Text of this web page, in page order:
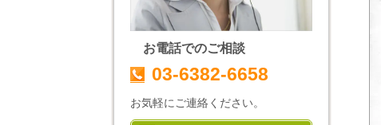
お電話でのご相談
03-6382-6658
お気軽にご連絡ください。